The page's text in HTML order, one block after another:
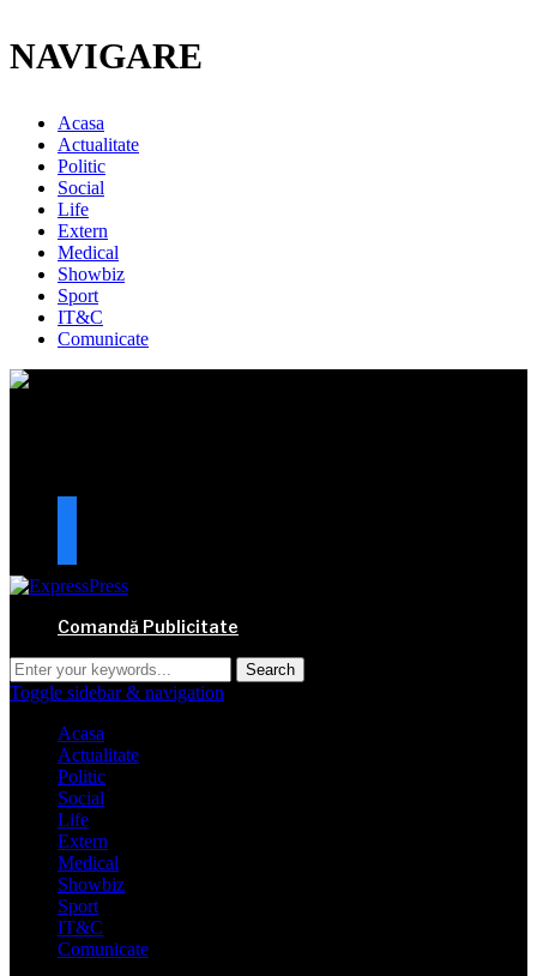
NAVIGARE
Acasa
Actualitate
Politic
Social
Life
Extern
Medical
Showbiz
Sport
IT&C
Comunicate
Comandă Publicitate
Toggle sidebar & navigation
Acasa
Actualitate
Politic
Social
Life
Extern
Medical
Showbiz
Sport
IT&C
Comunicate